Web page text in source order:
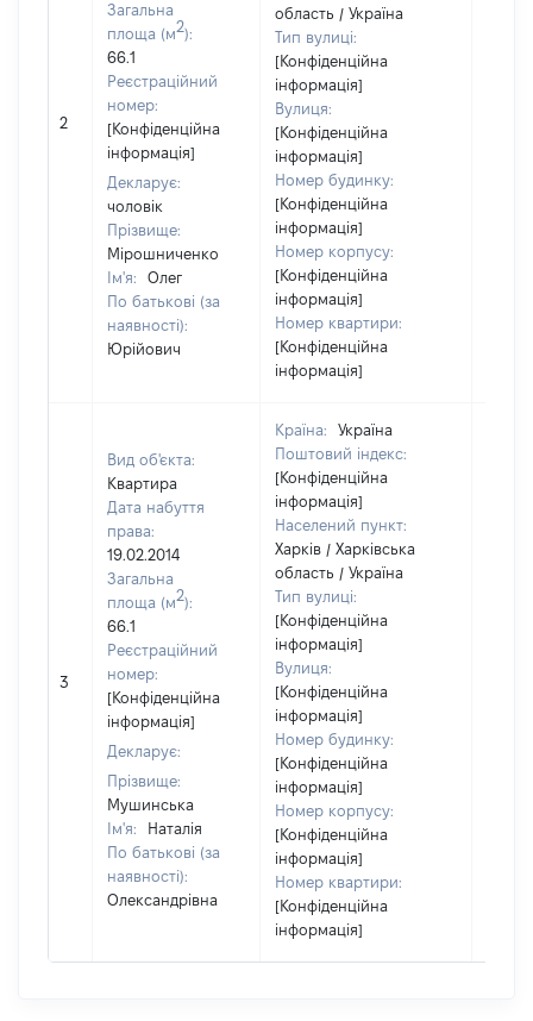
2
Загальна
площа (м2):
66.1
Реєстраційний
номер:
[Конфіденційна
інформація]
Декларує:
чоловік
Прізвище:
Мірошниченко
Ім'я:
Олег
По батькові (за
наявності):
Юрійович
область / Україна
Тип вулиці:
[Конфіденційна
інформація]
Вулиця:
[Конфіденційна
інформація]
Номер будинку:
[Конфіденційна
інформація]
Номер корпусу:
[Конфіденційна
інформація]
Номер квартири:
[Конфіденційна
інформація]
3
Вид об'єкта:
Квартира
Дата набуття
права:
19.02.2014
Загальна
площа (м2):
66.1
Реєстраційний
номер:
[Конфіденційна
інформація]
Декларує:
Прізвище:
Мушинська
Ім'я:
Наталія
По батькові (за
наявності):
Олександрівна
Країна:
Україна
Поштовий індекс:
[Конфіденційна
інформація]
Населений пункт:
Харків / Харківська
область / Україна
Тип вулиці:
[Конфіденційна
інформація]
Вулиця:
[Конфіденційна
інформація]
Номер будинку:
[Конфіденційна
інформація]
Номер корпусу:
[Конфіденційна
інформація]
Номер квартири:
[Конфіденційна
інформація]